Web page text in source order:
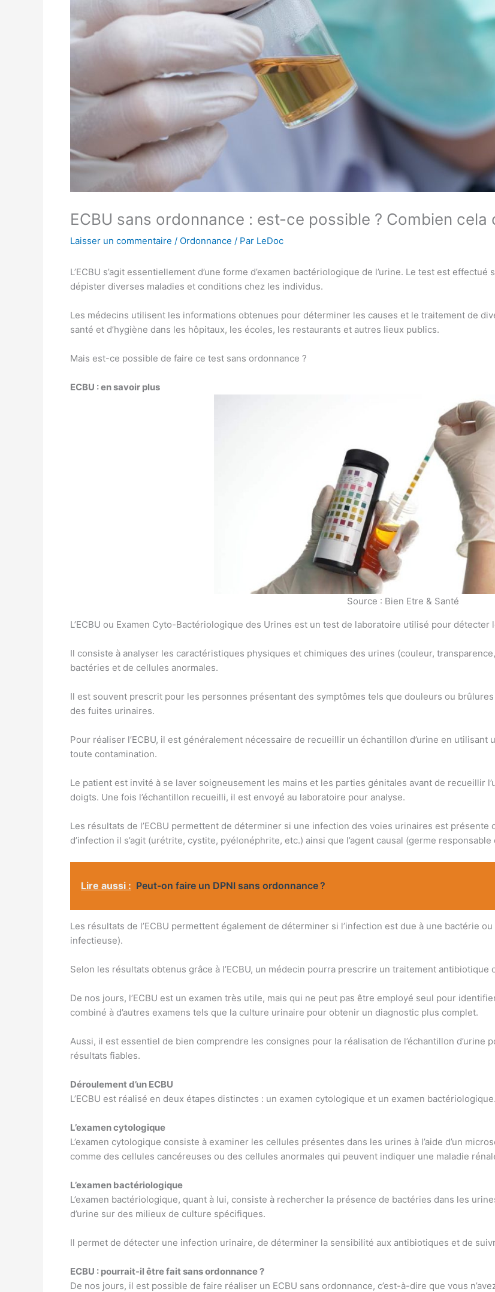
ECBU sans ordonnance : est-ce possible ? Combien cela
Laisser un commentaire / Ordonnance / Par LeDoc
L’ECBU s’agit essentiellement d’une forme d’examen bactériologique de l’urine. Le test est
dépister diverses maladies et conditions chez les individus.
Les médecins utilisent les informations obtenues pour déterminer les causes et le traitement de
santé et d’hygiène dans les hôpitaux, les écoles, les restaurants et autres lieux publics.
Mais est-ce possible de faire ce test sans ordonnance ?
ECBU : en savoir plus
Source : Bien Etre & Santé
L’ECBU ou Examen Cyto-Bactériologique des Urines est un test de laboratoire utilisé pour
Il consiste à analyser les caractéristiques physiques et chimiques des urines (couleur,
bactéries et de cellules anormales.
Il est souvent prescrit pour les personnes présentant des symptômes tels que douleurs ou
des fuites urinaires.
Pour réaliser l’ECBU, il est généralement nécessaire de recueillir un échantillon d’urine en
toute contamination.
Le patient est invité à se laver soigneusement les mains et les parties génitales avant de recueillir
doigts. Une fois l’échantillon recueilli, il est envoyé au laboratoire pour analyse.
Les résultats de l’ECBU permettent de déterminer si une infection des voies urinaires est présente
d’infection il s’agit (urétrite, cystite, pyélonéphrite, etc.) ainsi que l’agent causal (germe responsable
Lire aussi : Peut-on faire un DPNI sans ordonnance ?
Les résultats de l’ECBU permettent également de déterminer si l’infection est due à une bactérie
infectieuse).
Selon les résultats obtenus grâce à l’ECBU, un médecin pourra prescrire un traitement
De nos jours, l’ECBU est un examen très utile, mais qui ne peut pas être employé seul pour
combiné à d’autres examens tels que la culture urinaire pour obtenir un diagnostic plus complet.
Aussi, il est essentiel de bien comprendre les consignes pour la réalisation de l’échantillon
résultats fiables.
Déroulement d’un ECBU
L’ECBU est réalisé en deux étapes distinctes : un examen cytologique et un examen bactériologique.
L’examen cytologique
L’examen cytologique consiste à examiner les cellules présentes dans les urines à l’aide d’un
comme des cellules cancéreuses ou des cellules anormales qui peuvent indiquer une maladie
L’examen bactériologique
L’examen bactériologique, quant à lui, consiste à rechercher la présence de bactéries dans les
d’urine sur des milieux de culture spécifiques.
Il permet de détecter une infection urinaire, de déterminer la sensibilité aux antibiotiques et de
ECBU : pourrait-il être fait sans ordonnance ?
De nos jours, il est possible de faire réaliser un ECBU sans ordonnance, c’est-à-dire que vous